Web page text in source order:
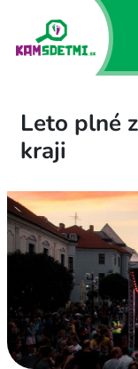
Leto plné
kraji